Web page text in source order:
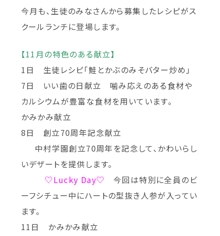
今月も、生徒のみなさんから募集したレシピがス
クールランチに登場します。
【11月の特色のある献立】
1日 生徒レシピ「鮭とかぶのみそバター炒め」
7日 いい歯の日献立 噛み応えのある食材や
カルシウムが豊富な食材を用いています。
かみかみ献立
8日 創立70周年記念献立
中村学園創立70周年を記念して、かわいらし
いデザートを提供します。
♡Lucky Day♡
今回は特別に全員のビ
ーフシチュー中にハートの型抜き人参が入ってい
ます。
11日 かみかみ献立